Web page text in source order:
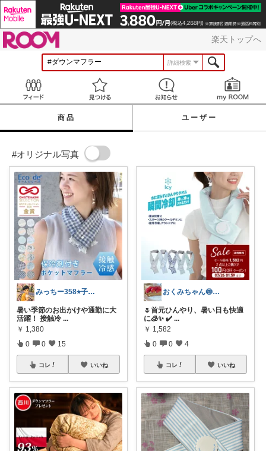
楽天トップへ
詳細検索
見つける お知らせ
商品 ユーザー
#オリジナル写真
みっちー358⭐︎子育て⭐︎快適生活
暑い季節のお出かけや通勤に大
活躍！ 接触冷 ...
￥ 1,380
0 0 15
コレ いいね
おくみちゃん🍥朝コレ界隈✌🏻
🌷首元ひんやり、暑い日も快適
に🧊✨ ✔️ ...
￥ 1,582
0 0 4
コレ いいね